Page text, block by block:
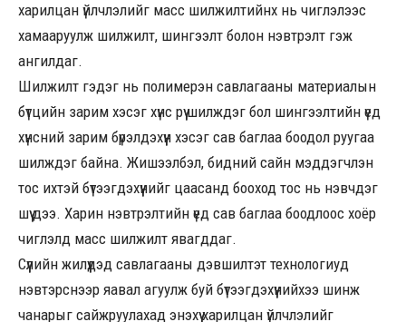
харилцан үйлчлэлийг масс шилжилтийнх нь чиглэлээс
хамааруулж шилжилт, шингээлт болон нэвтрэлт гэж
ангилдаг.
Шилжилт гэдэг нь полимерэн савлагааны материалын
бүтцийн зарим хэсэг хүнс рүү шилждэг бол шингээлтийн үед
хүнсний зарим бүрэлдэхүүн хэсэг сав баглаа боодол руугаа
шилждэг байна. Жишээлбэл, бидний сайн мэддэгчлэн
тос ихтэй бүтээгдэхүүнийг цаасанд бооход тос нь нэвчдэг
шүү дээ. Харин нэвтрэлтийн үед сав баглаа боодлоос хоёр
чиглэлд масс шилжилт явагддаг.
Сүүлийн жилүүдэд савлагааны дэвшилтэт технологиуд
нэвтэрснээр яавал агуулж буй бүтээгдэхүүнийхээ шинж
чанарыг сайжруулахад энэхүү харилцан үйлчлэлийг